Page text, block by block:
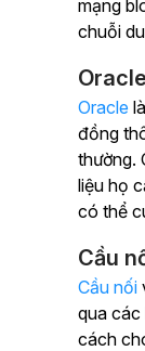
mạng
chuỗi
Oracle
Oracle
đồng
thường.
liệu họ
có thể
Cầu
Cầu nối
qua các
cách